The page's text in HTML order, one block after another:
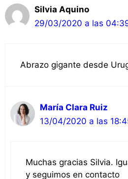
Silvia Aquino
29/03/2020 a las
Abrazo gigante desde
María Clara Ruiz
13/04/2020 a las
Muchas gracias Silvia.
y seguimos en contacto